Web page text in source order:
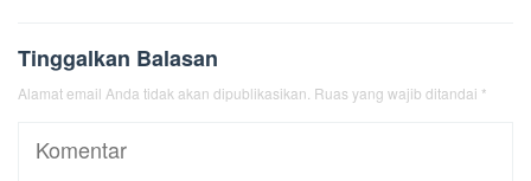
Tinggalkan Balasan
Alamat email Anda tidak akan dipublikasikan. Ruas yang wajib ditandai *